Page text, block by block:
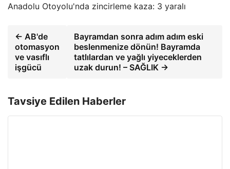
Anadolu Otoyolu'nda zincirleme kaza: 3 yaralı
← AB'de
otomasyon
ve vasıflı
işgücü
Bayramdan sonra adım adım eski
beslenmenize dönün! Bayramda
tatlılardan ve yağlı yiyeceklerden
uzak durun! – SAĞLIK →
Tavsiye Edilen Haberler